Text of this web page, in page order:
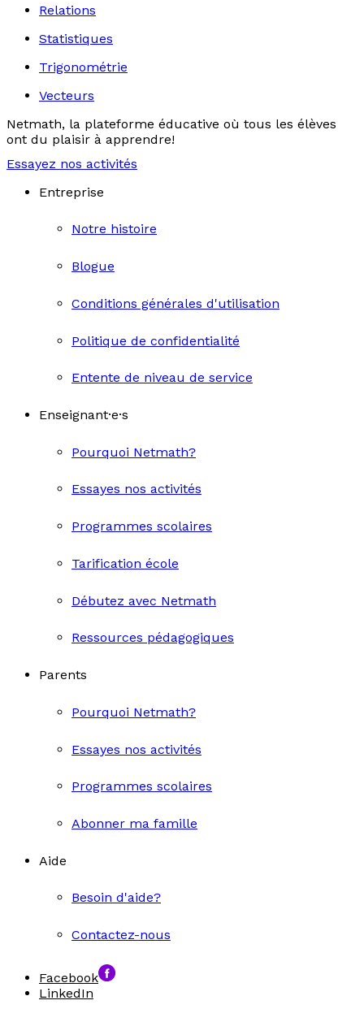
Relations
Statistiques
Trigonométrie
Vecteurs
Netmath, la plateforme éducative où tous les élèves
ont du plaisir à apprendre!
Essayez nos activités
Entreprise
Notre histoire
Blogue
Conditions générales d'utilisation
Politique de confidentialité
Entente de niveau de service
Enseignant·e·s
Pourquoi Netmath?
Essayes nos activités
Programmes scolaires
Tarification école
Débutez avec Netmath
Ressources pédagogiques
Parents
Pourquoi Netmath?
Essayes nos activités
Programmes scolaires
Abonner ma famille
Aide
Besoin d'aide?
Contactez-nous
Facebook
LinkedIn